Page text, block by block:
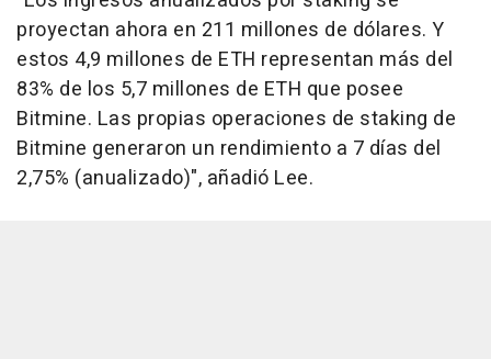
proyectan ahora en 211 millones de dólares. Y
estos 4,9 millones de ETH representan más del
83% de los 5,7 millones de ETH que posee
Bitmine. Las propias operaciones de staking de
Bitmine generaron un rendimiento a 7 días del
2,75% (anualizado)", añadió Lee.